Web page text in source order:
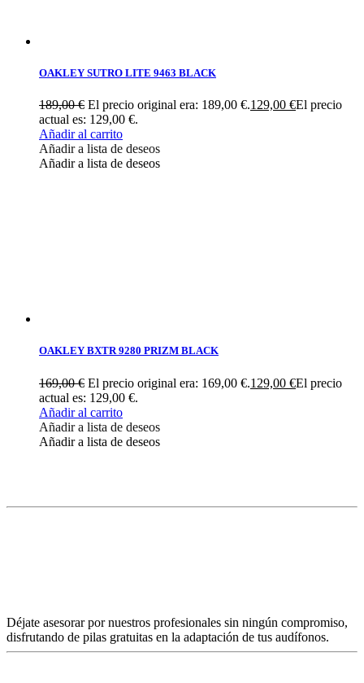
OAKLEY SUTRO LITE 9463 BLACK
189,00€ El precio original era: 189,00 €.129,00 €El precio
actual es: 129,00 €.
Añadir al carrito
Añadir a lista de deseos
Añadir a lista de deseos
OAKLEY BXTR 9280 PRIZM BLACK
169,00€ El precio original era: 169,00 €.129,00 €El precio
actual es: 129,00 €.
Añadir al carrito
Añadir a lista de deseos
Añadir a lista de deseos
Déjate asesorar por nuestros profesionales sin ningún compromiso,
disfrutando de pilas gratuitas en la adaptación de tus audífonos.